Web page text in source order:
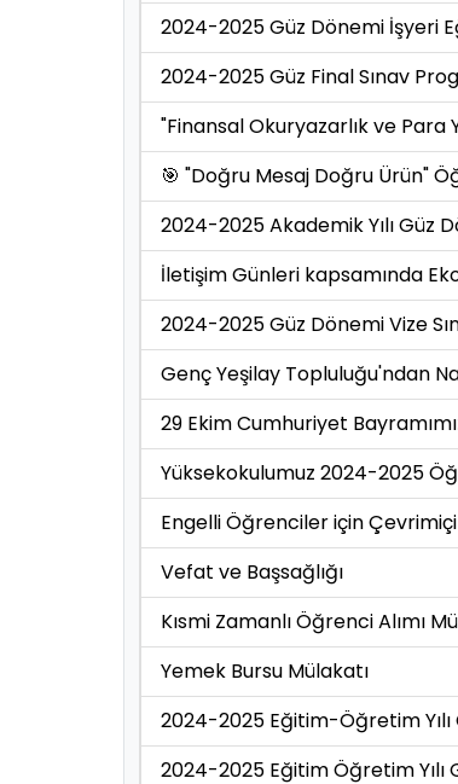
2024-2025 Güz Dönemi İşyeri
2024-2025 Güz Final Sınav
"Finansal Okuryazarlık ve Para
🎯 "Doğru Mesaj Doğru Ürün"
2024-2025 Akademik Yılı Güz
İletişim Günleri kapsamında
2024-2025 Güz Dönemi Vize
Genç Yeşilay Topluluğu'ndan
29 Ekim Cumhuriyet
Yüksekokulumuz 2024-2025
Engelli Öğrenciler için
Vefat ve Başsağlığı
Kısmi Zamanlı Öğrenci Alımı
Yemek Bursu Mülakatı
2024-2025 Eğitim-Öğretim
2024-2025 Eğitim Öğretim